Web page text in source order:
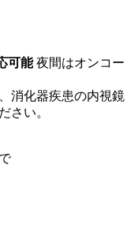
可能 夜間はオンコー
消化器疾患の内視鏡
さい。